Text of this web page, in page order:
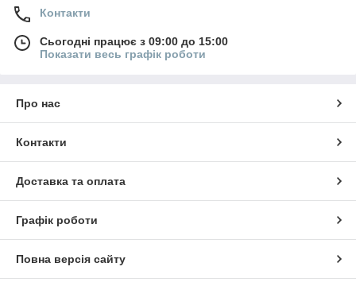
Контакти
Сьогодні працює з 09:00 до 15:00
Показати весь графік роботи
Про нас
Контакти
Доставка та оплата
Графік роботи
Повна версія сайту